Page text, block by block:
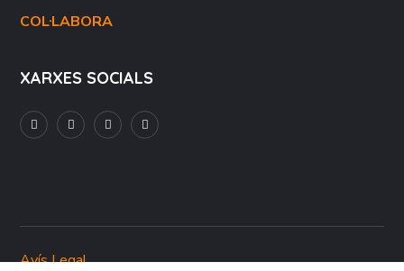
COL·LABORA
XARXES SOCIALS
Avís Legal